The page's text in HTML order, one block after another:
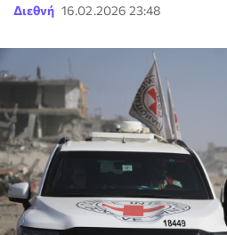
Διεθνή 16.02.2026 23:48